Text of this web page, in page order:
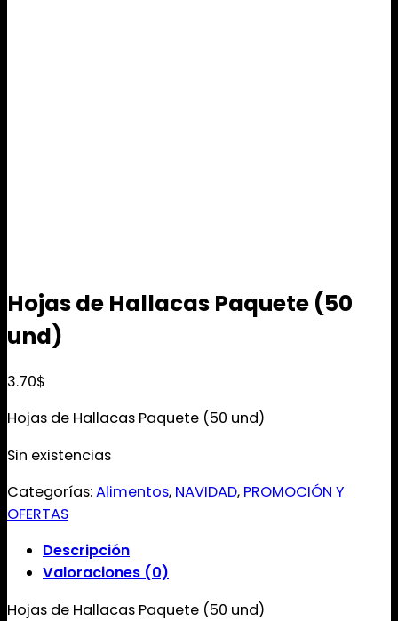
Hojas de Hallacas Paquete (50
und)
3.70$
Hojas de Hallacas Paquete (50 und)
Sin existencias
Categorías:Alimentos, NAVIDAD, PROMOCIÓN Y
OFERTAS
Descripción
Valoraciones (0)
Hojas de Hallacas Paquete (50 und)